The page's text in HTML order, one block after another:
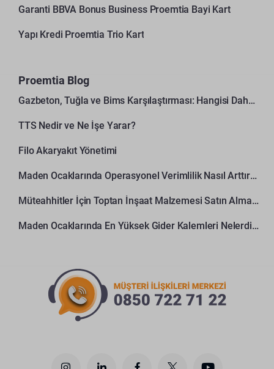
Garanti BBVA Bonus Business Proemtia Bayi Kart
Yapı Kredi Proemtia Trio Kart
Proemtia Blog
Gazbeton, Tuğla ve Bims Karşılaştırması: Hangisi Daha Avantajlı?
TTS Nedir ve Ne İşe Yarar?
Filo Akaryakıt Yönetimi
Maden Ocaklarında Operasyonel Verimlilik Nasıl Arttırılır?
Müteahhitler İçin Toptan İnşaat Malzemesi Satın Alma Rehberi
Maden Ocaklarında En Yüksek Gider Kalemleri Nelerdir?